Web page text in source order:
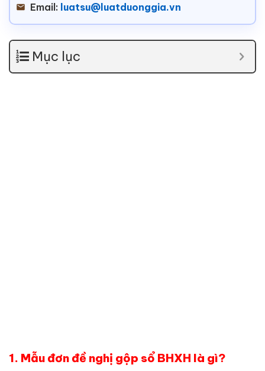
Email: luatsu@luatduonggia.vn
Mục lục
1. Mẫu đơn đề nghị gộp sổ BHXH là gì?